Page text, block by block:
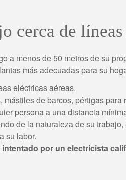
cerca de
a menos de 50 metros de su
más adecuadas para su
eléctricas aéreas.
de barcos, pértigas para
persona a una distancia
de la naturaleza de su
su labor.
por un electricista